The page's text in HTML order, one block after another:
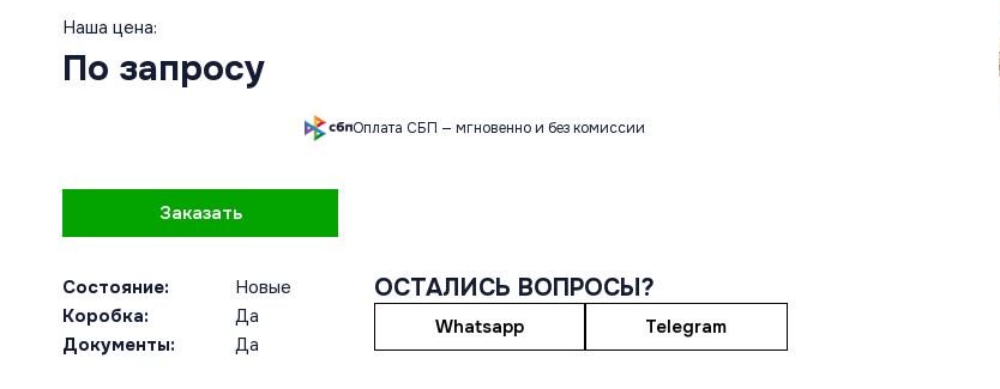
Наша цена:
По запросу
Оплата СБП — мгновенно и без комиссии
Заказать
Состояние:
Новые
Коробка:
Да
Документы:
Да
ОСТАЛИСЬ ВОПРОСЫ?
Whatsapp Telegram